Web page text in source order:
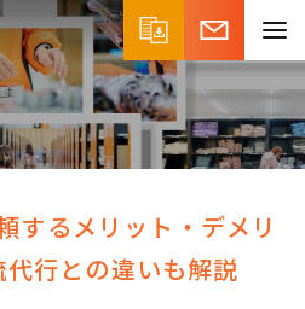
するメリット・デメリ
代行との違いも解説